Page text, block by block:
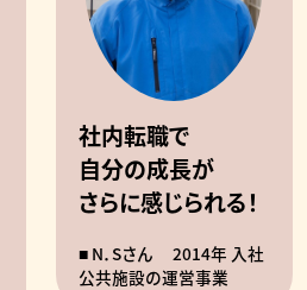
社内転職で
自分の成長が
さらに感じられる！
N．Sさん
2014年 入社
公共施設の運営事業